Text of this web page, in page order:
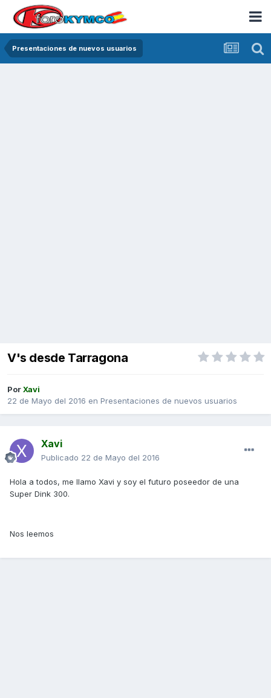
Presentaciones de nuevos usuarios
V's desde Tarragona
PorXavi
22 de Mayo del 2016 en Presentaciones de nuevos usuarios
Xavi
Publicado 22 de Mayo del 2016
Hola a todos, me llamo Xavi y soy el futuro poseedor de una
Super Dink 300.
Nos leemos